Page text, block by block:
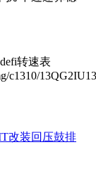
转速表
c1310/
改装回压鼓排